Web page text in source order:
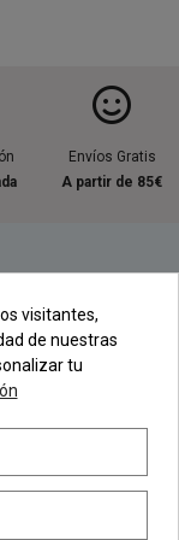
Envíos Gratis
A partir de 85€
visitantes,
de nuestras
tu